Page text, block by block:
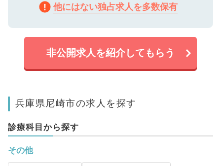
他にはない独占求人を多数保有
非公開求人を紹介してもらう
兵庫県尼崎市の求人を探す
診療科目から探す
その他